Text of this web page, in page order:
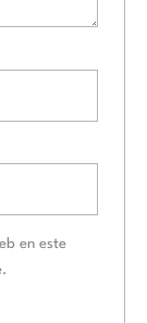
en este